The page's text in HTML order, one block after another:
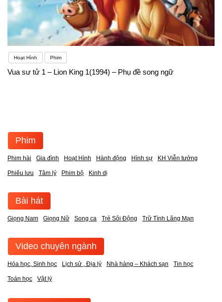
Hoạt Hình Phim
Vua sư tử 1 – Lion King 1(1994) – Phụ đề song ngữ
Phim
Phim hài Gia đình Hoạt Hình Hành động Hình sự KH Viễn tưởng
Phiêu lưu Tâm lý Phim bộ Kinh dị
Bài hát
Giọng Nam Giọng Nữ Song ca Trẻ Sôi Động Trữ Tình Lãng Mạn
Video chuyên ngành
Hóa học, Sinh học Lịch sử , Địa lý Nhà hàng – Khách sạn Tin học
Toán học Vật lý